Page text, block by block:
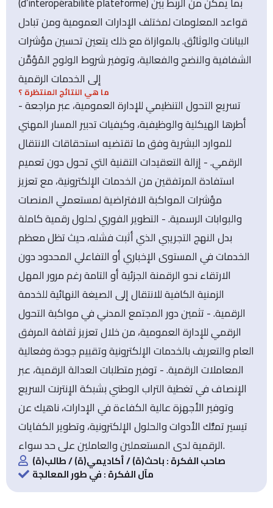
قواعد المعلومات لمختلف الإدارات العمومية ومن تبادل
البيانات والوثائق. بالموازاة مع ذلك يتعين تحسين مؤشرات
الشفافية والنضج والفعالية، وتوفير شروط الولوج المُؤمَّن
إلى الخدمات الرقمية
ما هي النتائج المنتظرة ؟
- تسريع التحول التنظيمي للإدارة العمومية، عبر مراجعة
أطرها الهيكلية والوظيفية، وكيفيات تدبير المسار المهني
للموارد البشرية وفق ما تقتضيه استحقاقات الانتقال
الرقمي. - إزالة التعقيدات التقنية التي تحول دون تعميم
استفادة المرتفقين من الخدمات الإلكترونية، مع تعزيز
مؤشرات المواكبة الافتراضية لمستعملي المنصات
والبوابات الرسمية. - التطوير الفوري لحلول رقمية كاملة
بدل النهج التجريبي الذي أثبت فشله، حيث تظل معظم
الخدمات في المستوى الإخباري أو التفاعلي المحدود دون
الارتقاء نحو الرقمنة الجزئية أو التامة رغم مرور المهل
الزمنية الكافية للانتقال إلى الصيغة النهائية للخدمة
الرقمية. - تثمين دور المجتمع المدني في مواكبة التحول
الرقمي للإدارة العمومية، من خلال تعزيز ثقافة المرفق
العام والتعريف بالخدمات الإلكترونية وتقييم جودة وفعالية
المعاملات الرقمية. - توفير متطلبات العدالة الرقمية، عبر
الإنصاف في تغطية التراب الوطني بشبكة الإنترنت السريع
وتوفير الأجهزة عالية الكفاءة في الإدارات، ناهيك عن
تيسير تملُّك الأدوات والحلول الإلكترونية، وتطوير الكفايات
الرقمية لدى المستعملين والعاملين على حد سواء.
صاحب الفكرة : باحث(ة) / أكاديمي(ة) / طالب(ة)
مآل الفكرة : في طور المعالجة